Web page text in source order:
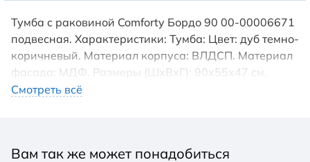
Тумба с раковиной Comforty Бордо 90 00-00006671
подвесная. Характеристики: Тумба: Цвет: дуб темно-
коричневый. Материал корпуса: ВЛДСП. Материал
фасада: МДФ. Размеры (ШхВхГ): 90х55х47 см.
Система хранения: 1 выдвижной ящик с
отверстием под смеситель. Встроенный слив-
Смотреть всё
Вам так же может понадобиться